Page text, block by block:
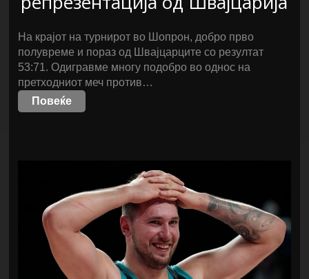
На крајот на турнирот во Шопрон, добро прво
полувреме и пораз од Швајцарците со резултат
53:71. Одигравме многу подобро во однос на
претходниот меч против…
Повеќе